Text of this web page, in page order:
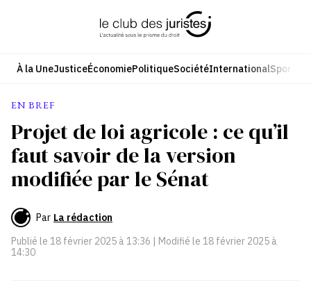
À la UneJusticeÉconomiePolitiqueSociétéInternationalSport
EN BREF
Projet de loi agricole : ce qu’il
faut savoir de la version
modifiée par le Sénat
Par La rédaction
Publié le 18 février 2025 à 13:36 | Modifié le 18 février 2025 à
14:30